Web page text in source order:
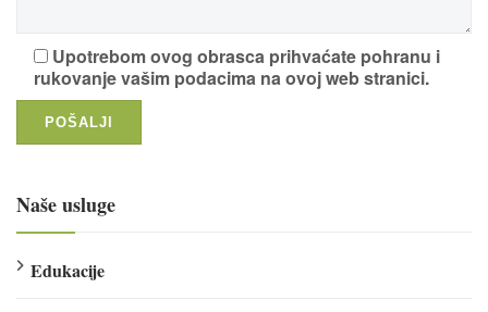
Upotrebom ovog obrasca prihvaćate pohranu i
rukovanje vašim podacima na ovoj web stranici.
Naše usluge
Edukacije